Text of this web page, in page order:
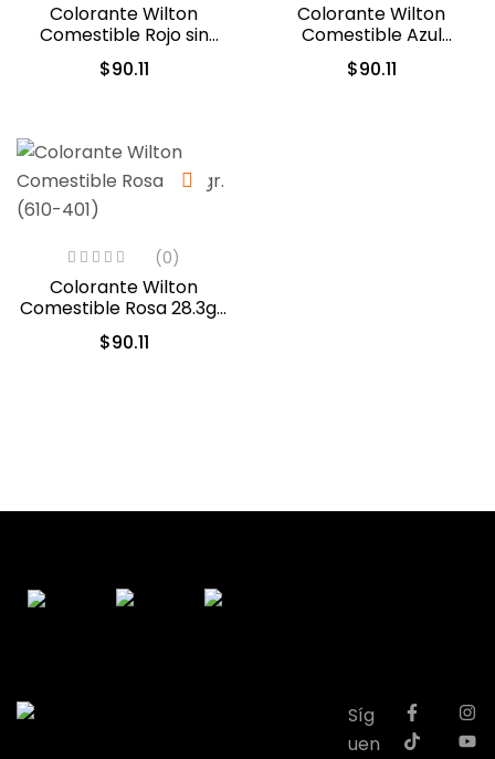
Colorante Wilton
Comestible Rojo sin
sabor 28.3gr. (04-0-
0048)
$90.11
Colorante Wilton
Comestible Azul
Delfin/Delphinium Blue
28.3gr. (610-228)
$90.11
(0)
Colorante Wilton
Comestible Rosa 28.3gr.
(610-401)
$90.11
Síg
uen